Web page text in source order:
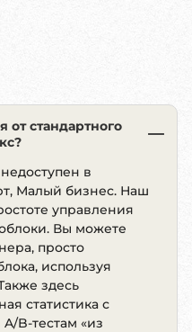
от стандартного
недоступен в
Малый бизнес. Наш
управления
Вы можете
просто
используя
здесь
статистика с
B-тестам «из